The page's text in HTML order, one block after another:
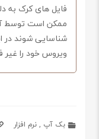
فایل های کرک به
ممکن است توسط
شناسایی شوند در
ویروس خود را غیر
بک آپ ,نرم افزار